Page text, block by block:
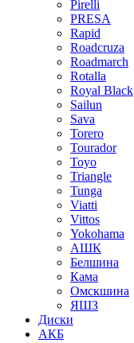
Pirelli
PRESA
Rapid
Roadcruza
Roadmarch
Rotalla
Royal Black
Sailun
Sava
Torero
Tourador
Toyo
Triangle
Tunga
Viatti
Vittos
Yokohama
АШК
Белшина
Кама
Омскшина
ЯШЗ
Диски
АКБ